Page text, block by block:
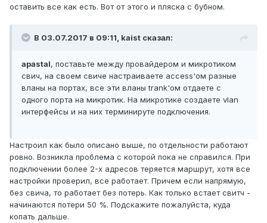
оставить все как есть. Вот от этого и пляска с бубном.
В 03.07.2017 в 09:11, kaist сказал:
apastal, поставьте между провайдером и микротиком
свич, на своем свиче настраиваете access'ом разные
вланы на портах, все эти вланы trank'ом отдаете с
одного порта на микротик. На микротике создаете vlan
интерфейсы и на них терминируте подключения.
Настроил как было описано выше, по отдельности работают
ровно. Возникла проблема с которой пока не справился. При
подключении более 2-х адресов теряется маршрут, хотя все
настройки проверил, все работает. Причем если напрямую,
без свича, то работает без потерь. Как только встает свитч -
начинаются потери 50 %. Подскажите пожалуйста, куда
копать дальше.